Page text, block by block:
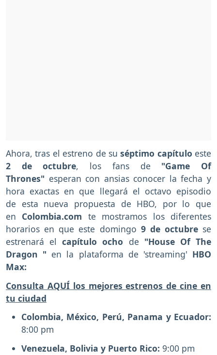
Ahora, tras el estreno de suséptimo capítulo este
2 de octubre, los fans de "Game Of
Thrones" esperan con ansias conocer la fecha y
hora exactas en que llegará el octavo episodio
de esta nueva propuesta de HBO, por lo que
en Colombia.com te mostramos los diferentes
horarios en que este domingo 9 de octubrese
estrenará elcapítulo ocho de "House Of The
Dragon " en la plataforma de 'streaming' HBO
Max:
Consulta AQUÍ los mejores estrenos de cine en
tu ciudad
Colombia, México, Perú, Panama y Ecuador:
8:00 pm
Venezuela, Bolivia y Puerto Rico: 9:00 pm